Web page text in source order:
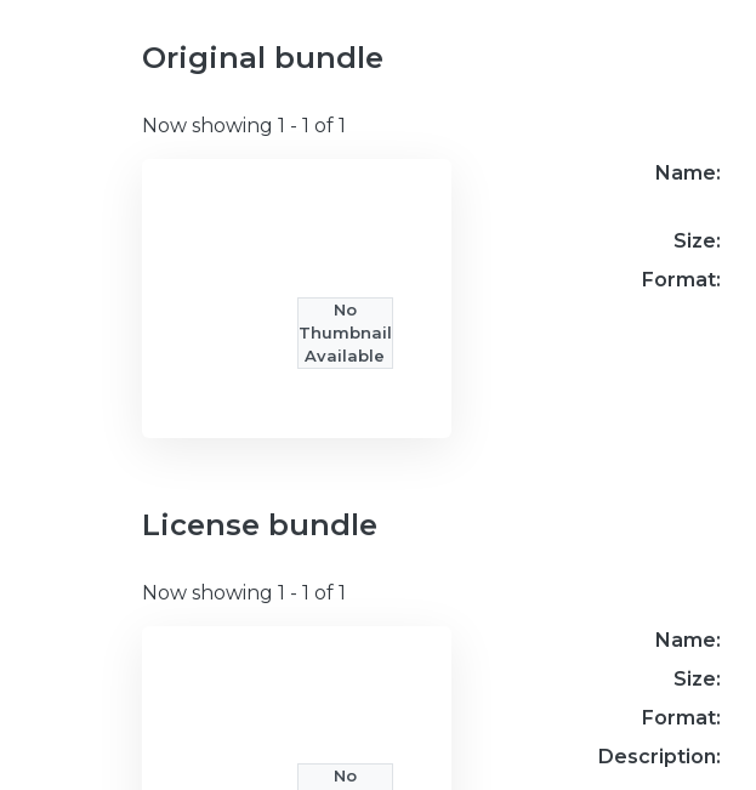
Original bundle
Now showing 1 - 1 of 1
No
Thumbnail
Available
Name:
Size:
Format:
License bundle
Now showing 1 - 1 of 1
No
Name:
Size:
Format:
Description: